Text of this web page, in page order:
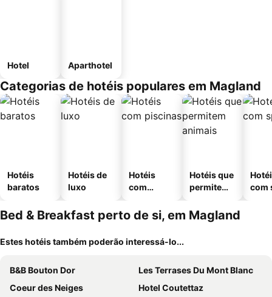
Hotel Aparthotel
Categorias de hotéis populares em Magland
Hotéis
baratos
Hotéis de
luxo
Hotéis
com
Hotéis que
permitem
com
Bed & Breakfast perto de si, em Magland
Estes hotéis também poderão interessá-lo...
B&B Bouton Dor
Les Terrases Du Mont Blanc
Coeur des Neiges
Hotel Coutettaz